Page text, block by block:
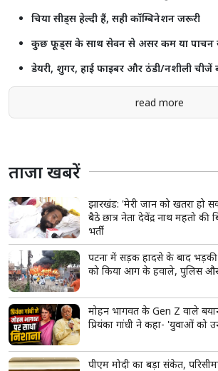
चिया सीड्स हेल्दी हैं, सही कॉम्बिनेशन जरूरी
कुछ फूड्स के साथ सेवन से असर कम या पाचन
डेयरी, शुगर, हाई फाइबर और ठंडी/नशीली चीजें
read more
ताजा खबरें
झारखंड: 'मेरी जान को खतरा हो
बैठे छात्र नेता देवेंद्र नाथ महतो
भर्ती
पटना में सड़क हादसे के बाद भड़की
को किया आग के हवाले, पुलिस और
मोहन भागवत के Gen Z वाले
प्रियंका गांधी ने कहा- 'युवाओं को
पीएम मोदी का बड़ा संकेत,